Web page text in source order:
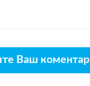
Ваш коментар